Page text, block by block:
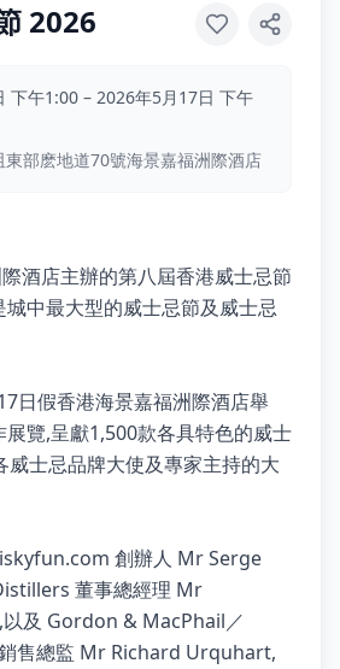
2026
下午1:00 – 2026年5月17日 下午
部麽地道70號海景嘉福洲際酒店
酒店主辦的第八屆香港威士忌節
中最大型的威士忌節及威士忌
日假香港海景嘉福洲際酒店舉
覽,呈獻1,500款各具特色的威士
威士忌品牌大使及專家主持的大
創辦人 Mr Serge
董事總經理 Mr
及 Gordon & MacPhail／
售總監 Mr Richard Urquhart,